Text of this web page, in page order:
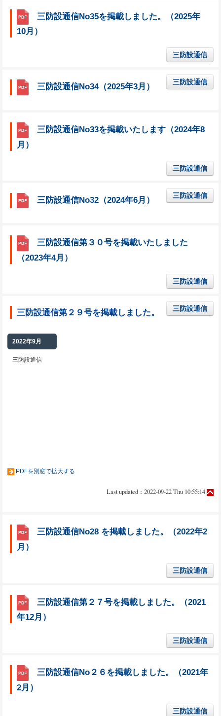
三防設通信No35を掲載しました。（2025年
10月）
三防設通信
三防設通信No34（2025年3月） 三防設通信
三防設通信No33を掲載いたします（2024年8
月）
三防設通信
三防設通信No32（2024年6月） 三防設通信
三防設通信第３０号を掲載いたしました
（2023年4月）
三防設通信
三防設通信第２９号を掲載しました。 三防設通信
2022年9月
三防設通信
PDFを別窓で拡大する
Last updated：2022-09-22 Thu 10:55:14
三防設通信No28 を掲載しました。（2022年2
月）
三防設通信
三防設通信第２７号を掲載しました。（2021
年12月）
三防設通信
三防設通信No２６を掲載しました。（2021年
2月）
三防設通信